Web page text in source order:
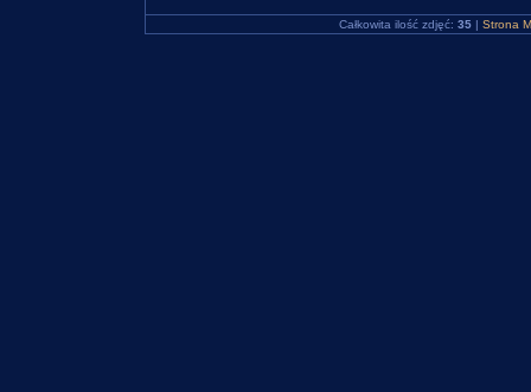
Całkowita ilość zdjęć: 35 | Strona